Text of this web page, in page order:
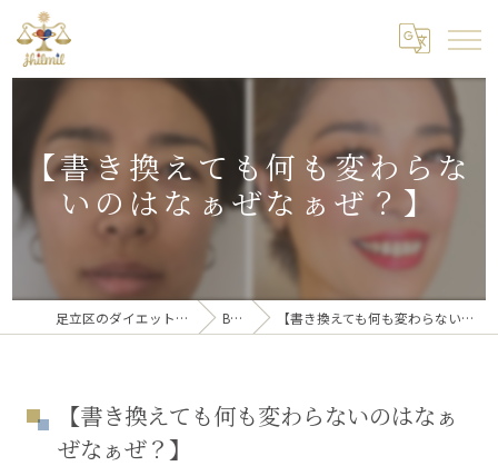
【書き換えても何も変わらな
いのはなぁぜなぁぜ？】
足立区のダイエットならくびれ王国 BLOG 【書き換えても何も変わらないのはなぁぜなぁぜ？】
【書き換えても何も変わらないのはなぁ
ぜなぁぜ？】